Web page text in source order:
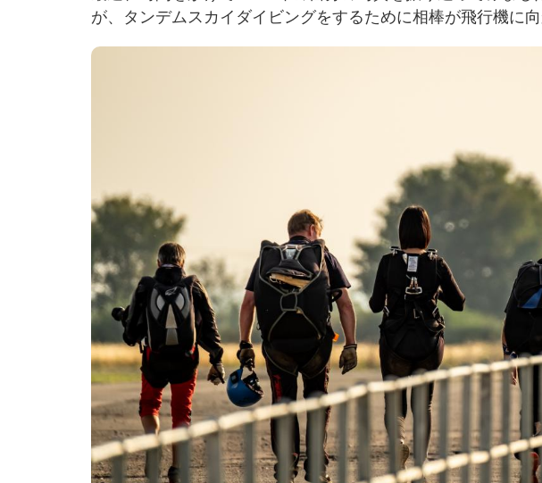
が、タンデムスカイダイビングをするために相棒が飛行機に